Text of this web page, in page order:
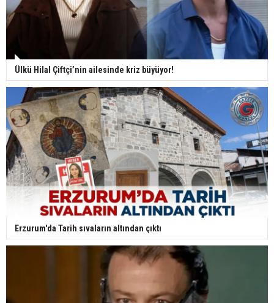
Ülkü Hilal Çiftçi’nin ailesinde kriz büyüyor!
Erzurum'da Tarih sıvaların altından çıktı